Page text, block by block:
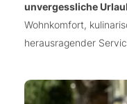
unvergessliche
Wohnkomfort,
herausragender